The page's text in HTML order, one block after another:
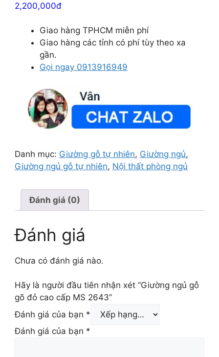
2,200,000đ
Giao hàng TPHCM miễn phí
Giao hàng các tỉnh có phí tùy theo xa
gần.
Gọi ngay 0913916949
Danh mục: Giường gỗ tự nhiên, Giường ngủ,
Giường ngủ gỗ tự nhiên, Nội thất phòng ngủ
Đánh giá (0)
Đánh giá
Chưa có đánh giá nào.
Hãy là người đầu tiên nhận xét “Giường ngủ gỗ
gõ đỏ cao cấp MS 2643”
Đánh giá của bạn *
Đánh giá của bạn *